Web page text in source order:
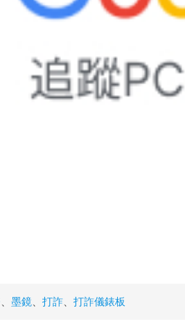
、 墨鏡、 打詐、 打詐儀錶板